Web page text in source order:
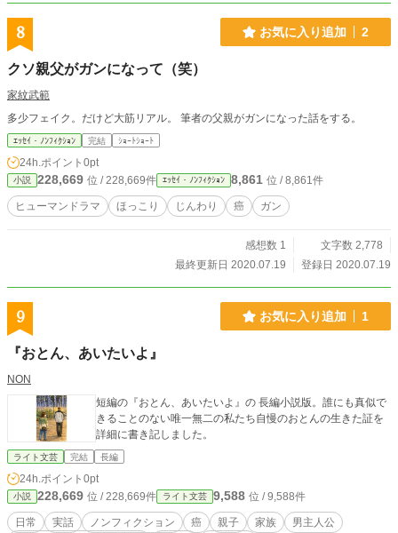
8 お気に入り追加 2
クソ親父がガンになって（笑）
家紋武範
多少フェイク。だけど大筋リアル。 筆者の父親がガンになった話をする。
ｴｯｾｲ・ﾉﾝﾌｨｸｼｮﾝ 完結 ｼｮｰﾄｼｮｰﾄ
24h.ポイント 0pt
小説 228,669 位 / 228,669件 ｴｯｾｲ・ﾉﾝﾌｨｸｼｮﾝ 8,861 位 / 8,861件
ヒューマンドラマ ほっこり じんわり 癌 ガン
感想数 1
文字数 2,778
最終更新日 2020.07.19
登録日 2020.07.19
9 お気に入り追加 1
『おとん、あいたいよ』
NON
短編の『おとん、あいたいよ』の 長編小説版。誰にも真似で
きることのない唯一無二の私たち自慢のおとんの生きた証を
詳細に書き記しました。
ライト文芸 完結 長編
24h.ポイント 0pt
小説 228,669 位 / 228,669件 ライト文芸 9,588 位 / 9,588件
日常 実話 ノンフィクション 癌 親子 家族
男主人公